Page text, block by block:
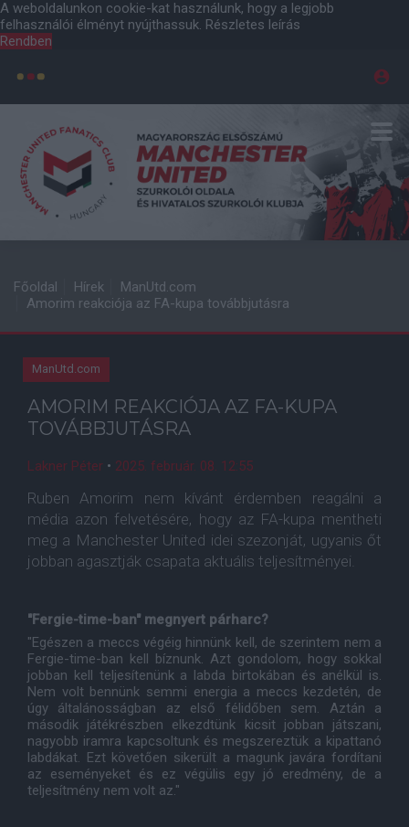
A weboldalunkon cookie-kat használunk, hogy a legjobb
felhasználói élményt nyújthassuk. Részletes leírás
Rendben
Főoldal Hírek
ManUtd.com
Amorim reakciója az FA-kupa továbbjutásra
ManUtd.com
AMORIM REAKCIÓJA AZ FA-KUPA
TOVÁBBJUTÁSRA
Lakner Péter • 2025. február. 08. 12:55
Ruben Amorim nem kívánt érdemben reagálni a
média azon felvetésére, hogy az FA-kupa mentheti
meg a Manchester United idei szezonját, ugyanis őt
jobban agasztják csapata aktuális teljesítményei.
"Fergie-time-ban" megnyert párharc?
"Egészen a meccs végéig hinnünk kell, de szerintem nem a
Fergie-time-ban kell bíznunk. Azt gondolom, hogy sokkal
jobban kell teljesítenünk a labda birtokában és anélkül is.
Nem volt bennünk semmi energia a meccs kezdetén, de
úgy általánosságban az első félidőben sem. Aztán a
második játékrészben elkezdtünk kicsit jobban játszani,
nagyobb iramra kapcsoltunk és megszereztük a kipattanó
labdákat. Ezt követően sikerült a magunk javára fordítani
az eseményeket és ez végülis egy jó eredmény, de a
teljesítmény nem volt az."